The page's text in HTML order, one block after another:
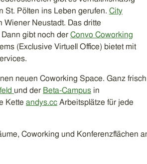
St. Pölten ins Leben gerufen. City
Wiener Neustadt. Das dritte
Dann gibt noch der Convo Coworking
(Exclusive Virtuell Office) bietet mit
neuen Coworking Space. Ganz frisch
und der Beta-Campus in
Kette andys.cc Arbeitsplätze für jede
Coworking und Konferenzflächen